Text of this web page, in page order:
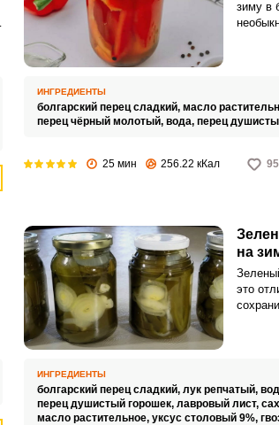
зиму в
ИНГРЕДИЕНТЫ
болгарский перец сладкий, масло
перец чёрный молотый, вода, перец
25 мин 256.22 кКал
на
это
ИНГРЕДИЕНТЫ
болгарский перец сладкий, лук репчатый,
перец душистый горошек, лавровый лист,
масло растительное, уксус столовый 9%,